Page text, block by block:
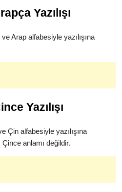
Yazılışı
Arap alfabesiyle yazılışına
Yazılışı
Çin alfabesiyle yazılışına
anlamı değildir.